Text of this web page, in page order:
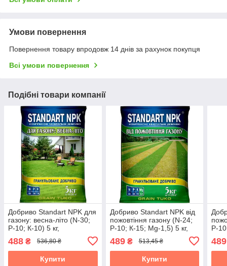
Умови повернення
Повернення товару впродовж 14 днів за рахунок покупця
Всі умови повернення
Подібні товари компанії
Добриво Standart NPK для
газону: весна-літо (N-30;
Р-10; К-10) 5 кг,
488 ₴ 536,80 ₴
Купити
Добриво Standart NPK від
пожовтіння газону (N-24;
Р-10; К-15; Mg-1,5) 5 кг,
489₴ 513,45 ₴
Купити
Р-
489